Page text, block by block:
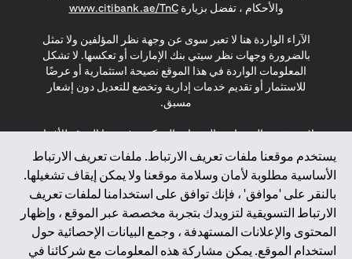
يستخدم موقعنا ملفات تعريف الارتباط. ملفات تعريف الارتباط
الأساسية مطلوبة لأمان وسلامة موقعنا ولا يمكن إيقاف تشغيلها.
بالنقر على 'موافق' ، فإنك توافق على استخدامنا لملفات تعريف
الارتباط التسويقية لتزويدك بتجربة مخصصة عبر الموقع ، وإظهار
المحتوى والإعلانات المستهدفة ، وجمع البيانات الإحصائية حول
استخدام الموقع. يمكن مشاركة هذه المعلومات مع شركائنا في
والأحكام ، تفضل بزيارةwww.citibank.ae/TnC
(opens in a new tab)
الآراء الواردة هنا لا تعبر سوى عن وجهة نظر المؤلفين ولا تمثل
بالضرورة وجهات نظر سيتي بنك الإمارات أو تعكسها. لا تشكل
المعلومات الواردة في هذا الموقع نصيحة استثمارية أو عرضًا
للاستثمار أو تقديم خدمات إدارية وتخضع للتعديل دون إشعار
مسبق.
لا يتم تقديم المنتجات والخدمات المذكورة في هذا الموقع للأفراد
المقيمين في الاتحاد الأوروبي أو المنطقة الاقتصادية الأوروبية أو
سويسرا أو غيرنسي أو جيرسي أو موناكو أو سان مارينو أو
الفاتيكان أو جزيرة مان أو المملكة المتحدة أو خصوصية البيانات
(لائحة حماية البيانات العامة \ قانون حماية البيانات الشخصية
العامة \ قانون خصوصية نيوزيلندا). المحتوى الموجود في هذه
الصفحة ليس ولا ينبغي تفسيره على أنه عرض أو دعوة أو دعوة
لشراء أو بيع أي من المنتجات والخدمات المذكورة هنا لمثل هؤلاء